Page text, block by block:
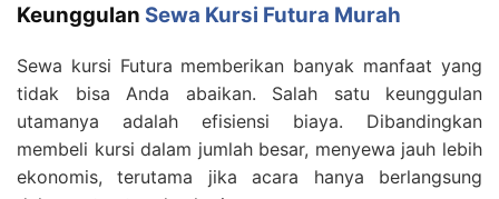
Keunggulan Sewa Kursi Futura Murah
Sewa kursi Futura memberikan banyak manfaat yang
tidak bisa Anda abaikan. Salah satu keunggulan
utamanya adalah efisiensi biaya. Dibandingkan
membeli kursi dalam jumlah besar, menyewa jauh lebih
ekonomis, terutama jika acara hanya berlangsung